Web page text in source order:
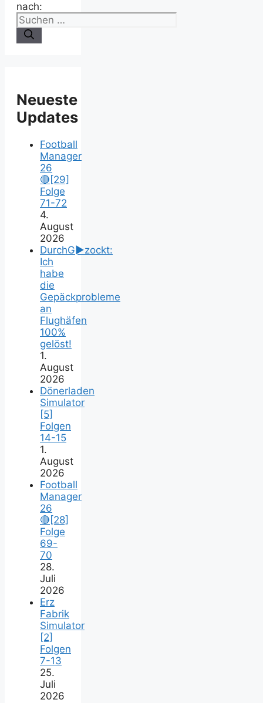
nach:
Neueste
Updates
Football
Manager
26
🔴[29]
Folge
71-72
4.
August
2026
DurchG►zockt:
Ich
habe
die
Gepäckprobleme
an
Flughäfen
100%
gelöst!
1.
August
2026
Dönerladen
Simulator
[5]
Folgen
14-15
1.
August
2026
Football
Manager
26
🔴[28]
Folge
69-
70
28.
Juli
2026
Erz
Fabrik
Simulator
[2]
Folgen
7-13
25.
Juli
2026